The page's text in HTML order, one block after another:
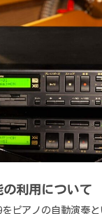
の利用について
ピアノの自動演奏と